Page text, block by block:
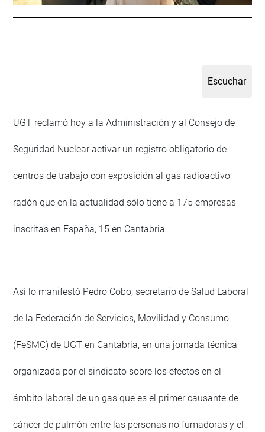
UGT reclamó hoy a la Administración y al Consejo de
Seguridad Nuclear activar un registro obligatorio de
centros de trabajo con exposición al gas radioactivo
radón que en la actualidad sólo tiene a 175 empresas
inscritas en España, 15 en Cantabria.
Así lo manifestó Pedro Cobo, secretario de Salud Laboral
de la Federación de Servicios, Movilidad y Consumo
(FeSMC) de UGT en Cantabria, en una jornada técnica
organizada por el sindicato sobre los efectos en el
ámbito laboral de un gas que es el primer causante de
cáncer de pulmón entre las personas no fumadoras y el